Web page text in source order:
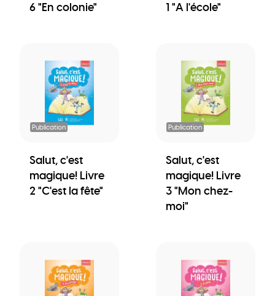
6 "En colonie"
1 "A l'école"
Publication
Salut, c'est
magique! Livre
2 "C'est la fête"
Publication
Salut, c'est
magique! Livre
3 "Mon chez-
moi"